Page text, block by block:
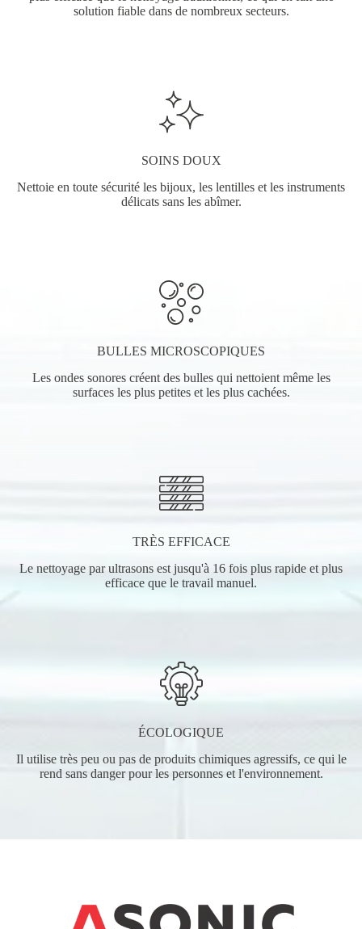
solution fiable dans de nombreux secteurs.
SOINS DOUX
Nettoie en toute sécurité les bijoux, les lentilles et les instruments
délicats sans les abîmer.
BULLES MICROSCOPIQUES
Les ondes sonores créent des bulles qui nettoient même les
surfaces les plus petites et les plus cachées.
TRÈS EFFICACE
Le nettoyage par ultrasons est jusqu'à 16 fois plus rapide et plus
efficace que le travail manuel.
ÉCOLOGIQUE
Il utilise très peu ou pas de produits chimiques agressifs, ce qui le
rend sans danger pour les personnes et l'environnement.